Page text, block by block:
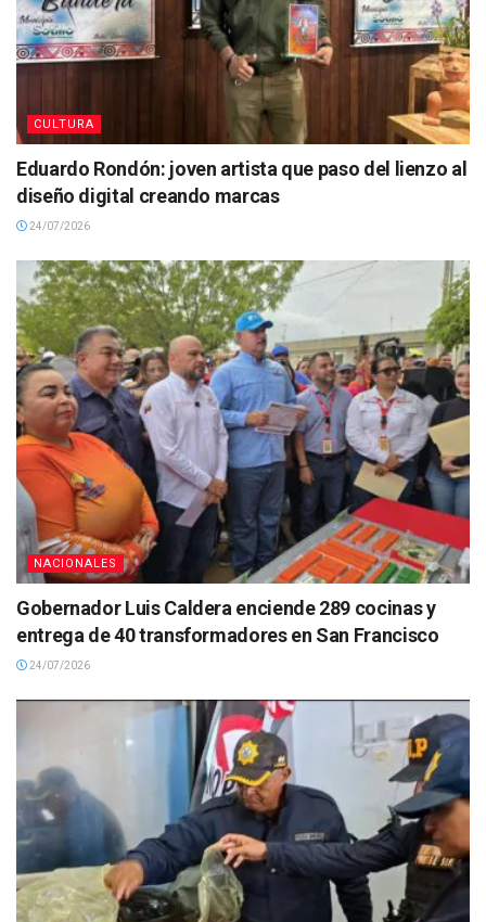
CULTURA
Eduardo Rondón: joven artista que paso del lienzo al
diseño digital creando marcas
24/07/2026
NACIONALES
Gobernador Luis Caldera enciende 289 cocinas y
entrega de 40 transformadores en San Francisco
24/07/2026